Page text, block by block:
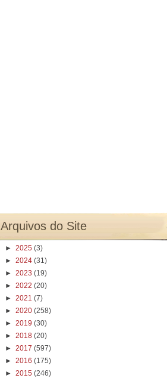
Arquivos do Site
► 2025 (3)
► 2024 (31)
► 2023 (19)
► 2022 (20)
► 2021 (7)
► 2020 (258)
► 2019 (30)
► 2018 (20)
► 2017 (597)
► 2016 (175)
► 2015 (246)